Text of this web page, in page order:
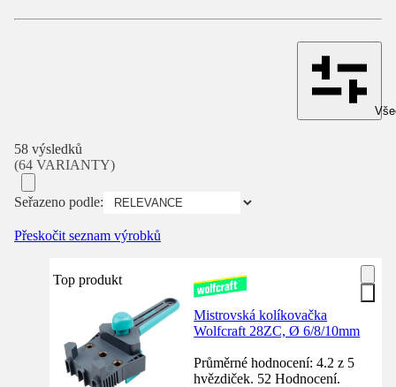
58 výsledků
(64 VARIANTY)
Seřazeno podle:
Přeskočit seznam výrobků
Top produkt
Mistrovská kolíkovačka
Wolfcraft 28ZC, Ø 6/8/10mm
Průměrné hodnocení: 4.2 z 5
hvězdiček. 52 Hodnocení.